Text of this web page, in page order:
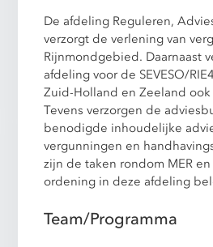
De afdeling Reguleren,
verzorgt de verlening van
Rijnmondgebied. Daarnaast
afdeling voor de SEVESO/
Zuid-Holland en Zeeland ook
Tevens verzorgen de
benodigde inhoudelijke
vergunningen en
zijn de taken rondom MER
ordening in deze afdeling
Team/Programma